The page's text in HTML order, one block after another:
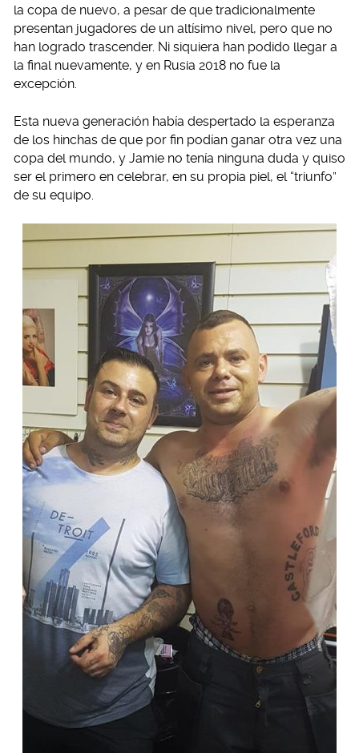
la copa de nuevo, a pesar de que tradicionalmente
presentan jugadores de un altísimo nivel, pero que no
han logrado trascender. Ni siquiera han podido llegar a
la final nuevamente, y en Rusia 2018 no fue la
excepción.
Esta nueva generación había despertado la esperanza
de los hinchas de que por fin podían ganar otra vez una
copa del mundo, y Jamie no tenía ninguna duda y quiso
ser el primero en celebrar, en su propia piel, el “triunfo”
de su equipo.